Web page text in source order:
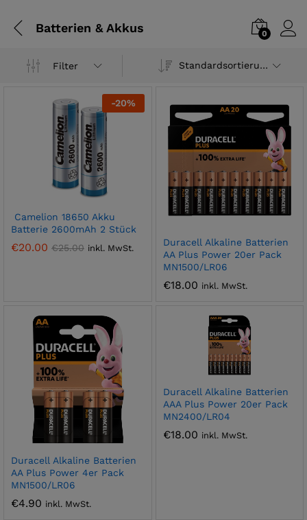
Batterien & Akkus 0
Filter Standardsortierung
-20%
Camelion 18650 Akku
Batterie 2600mAh 2 Stück
€20.00 €25.00 inkl. MwSt.
Duracell Alkaline Batterien
AA Plus Power 20er Pack
MN1500/LR06
€18.00 inkl. MwSt.
Duracell Alkaline Batterien
AA Plus Power 4er Pack
MN1500/LR06
€4.90 inkl. MwSt.
Duracell Alkaline Batterien
AAA Plus Power 20er Pack
MN2400/LR04
€18.00 inkl. MwSt.